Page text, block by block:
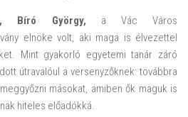
Bíró György, a Vác Város
elnöke volt, aki maga is élvezettel
Mint gyakorló egyetemi tanár záró
útravalóul a versenyzőknek: továbbra
másokat, amiben ők maguk is
hiteles előadókká.